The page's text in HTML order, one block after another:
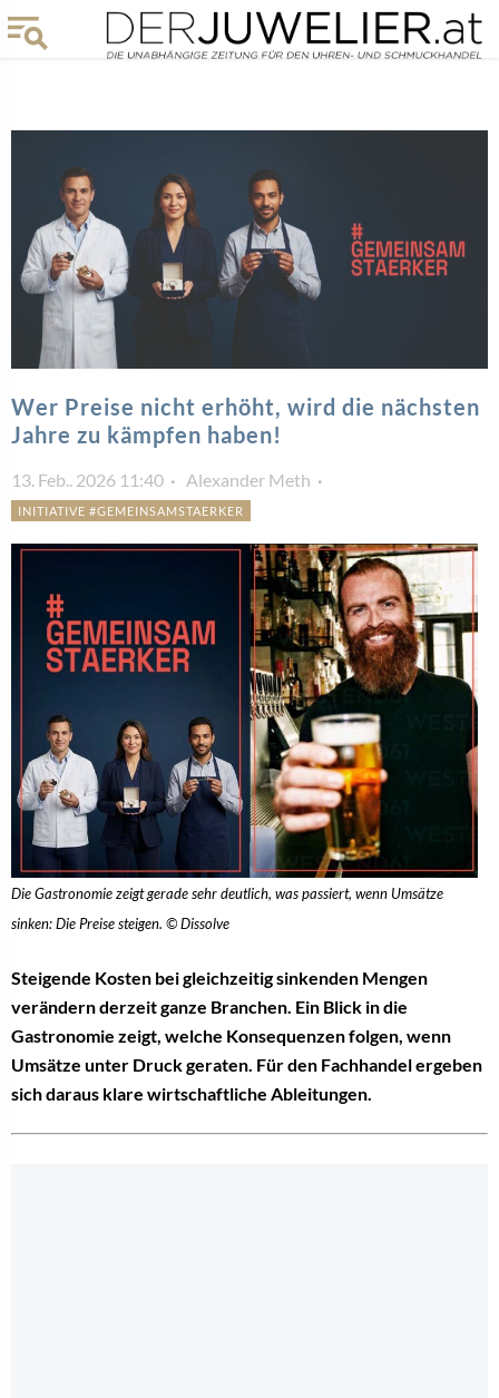
Wer Preise nicht erhöht, wird die nächsten
Jahre zu kämpfen haben!
13. Feb.. 2026 11:40 Alexander Meth
INITIATIVE #GEMEINSAMSTAERKER
Die Gastronomie zeigt gerade sehr deutlich, was passiert, wenn Umsätze
sinken: Die Preise steigen. © Dissolve
Steigende Kosten bei gleichzeitig sinkenden Mengen
verändern derzeit ganze Branchen. Ein Blick in die
Gastronomie zeigt, welche Konsequenzen folgen, wenn
Umsätze unter Druck geraten. Für den Fachhandel ergeben
sich daraus klare wirtschaftliche Ableitungen.